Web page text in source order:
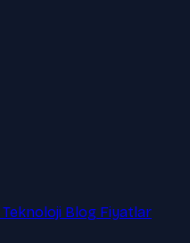
Teknoloji Blog Fiyatlar